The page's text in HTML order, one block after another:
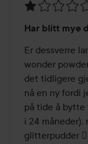
1
av
5
Har blitt mye
Er dessverre
wonder
det tidligere
nå en ny fordi
på tide å bytte
i 24 måneder),
glitterpudder